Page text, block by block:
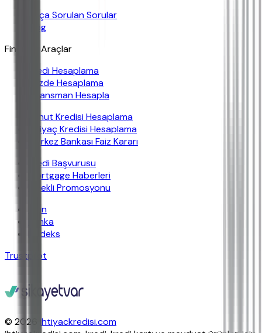
Sıkça Sorulan Sorular
Blog
Finansal Araçlar
Kredi Hesaplama
Yüzde Hesaplama
Finansman Hesapla
Konut Kredisi Hesaplama
İhtiyaç Kredisi Hesaplama
Merkez Bankası Faiz Kararı
Kredi Başvurusu
Mortgage Haberleri
Emekli Promosyonu
İban
Banka
Findeks
Trustpilot
© 2026
ihtiyackredisi.com